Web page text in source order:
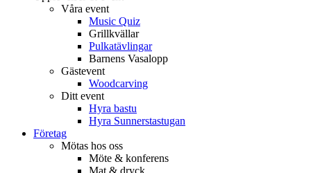
Våra event
Music Quiz
Grillkvällar
Pulkatävlingar
Barnens Vasalopp
Gästevent
Woodcarving
Ditt event
Hyra bastu
Hyra Sunnerstastugan
Företag
Mötas hos oss
Möte & konferens
Mat & dryck